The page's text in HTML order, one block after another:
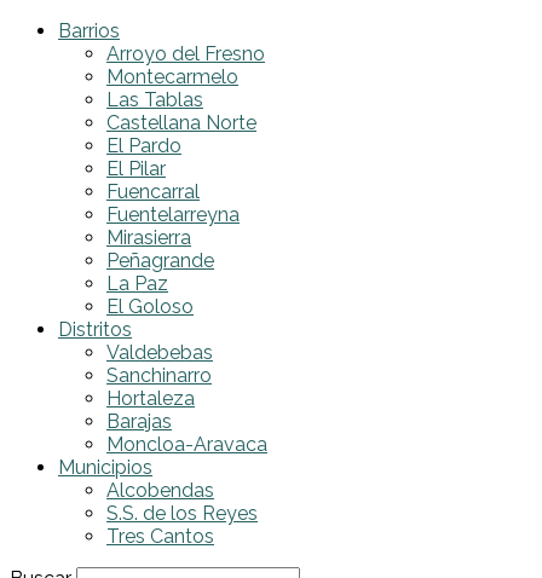
Barrios
Arroyo del Fresno
Montecarmelo
Las Tablas
Castellana Norte
El Pardo
El Pilar
Fuencarral
Fuentelarreyna
Mirasierra
Peñagrande
La Paz
El Goloso
Distritos
Valdebebas
Sanchinarro
Hortaleza
Barajas
Moncloa-Aravaca
Municipios
Alcobendas
S.S. de los Reyes
Tres Cantos